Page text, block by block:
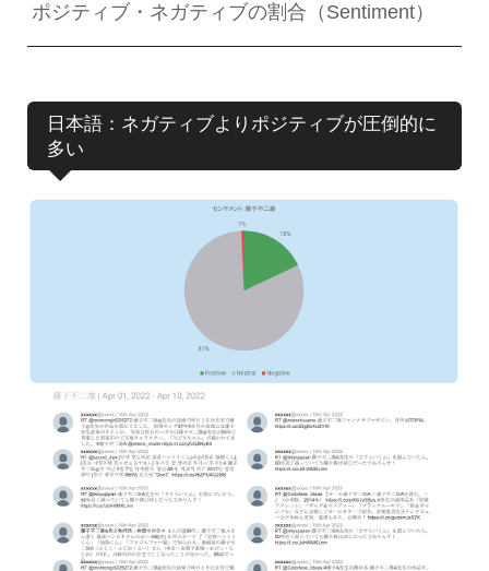
ポジティブ・ネガティブの割合（Sentiment）
日本語：ネガティブよりポジティブが圧倒的に
多い